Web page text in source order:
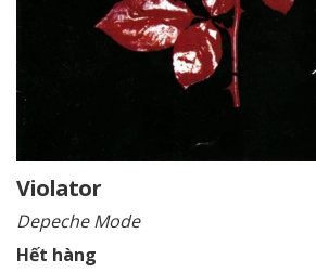
Violator
Depeche Mode
Hết hàng